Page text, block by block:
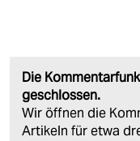
Die
geschlossen.
Wir öffnen die
Artikeln für etwa